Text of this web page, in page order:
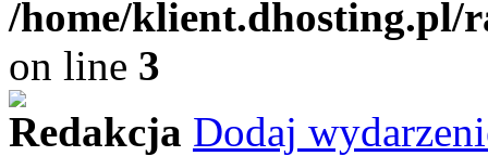
/home/
on line 3
Redakcja Dodaj